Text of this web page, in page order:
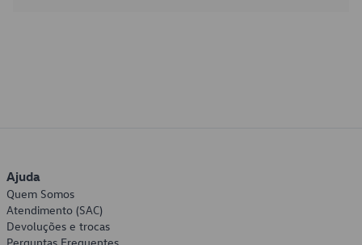
Ajuda
Quem Somos
Atendimento (SAC)
Devoluções e trocas